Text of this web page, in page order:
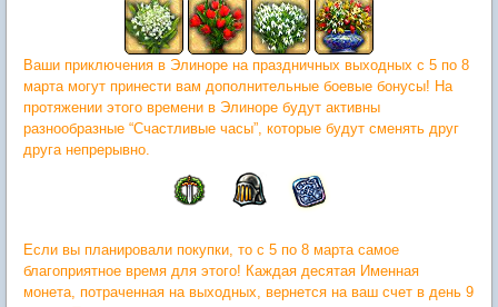
Ваши приключения в Элиноре на праздничных выходных с 5 по 8
марта могут принести вам дополнительные боевые бонусы! На
протяжении этого времени в Элиноре будут активны
разнообразные “Счастливые часы”, которые будут сменять друг
друга непрерывно.
Если вы планировали покупки, то с 5 по 8 марта самое
благоприятное время для этого! Каждая десятая Именная
монета, потраченная на выходных, вернется на ваш счет в день 9